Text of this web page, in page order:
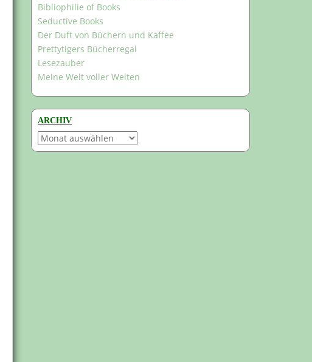
Bibliophilie of Books
Seductive Books
Der Duft von Büchern und Kaffee
Prettytigers Bücherregal
Lesezauber
Meine Welt voller Welten
ARCHIV
Archiv